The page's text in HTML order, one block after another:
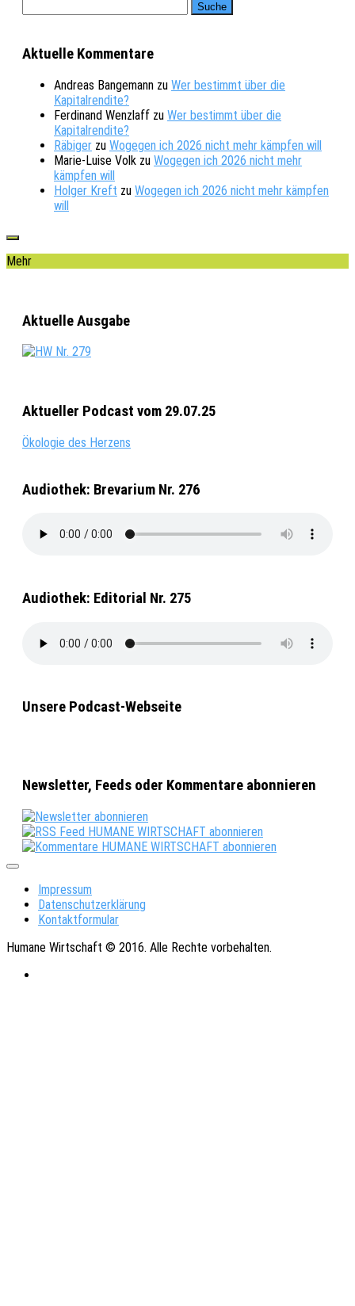
Aktuelle Kommentare
Andreas Bangemann zu Wer bestimmt über die
Kapitalrendite?
Ferdinand Wenzlaff zu Wer bestimmt über die
Kapitalrendite?
Räbiger zu Wogegen ich 2026 nicht mehr kämpfen will
Marie-Luise Volk zu Wogegen ich 2026 nicht mehr
kämpfen will
Holger Kreft zu Wogegen ich 2026 nicht mehr kämpfen
will
Mehr
Aktuelle Ausgabe
Aktueller Podcast vom 29.07.25
Ökologie des Herzens
Audiothek: Brevarium Nr. 276
Audiothek: Editorial Nr. 275
Unsere Podcast-Webseite
Newsletter, Feeds oder Kommentare abonnieren
Impressum
Datenschutzerklärung
Kontaktformular
Humane Wirtschaft © 2016. Alle Rechte vorbehalten.